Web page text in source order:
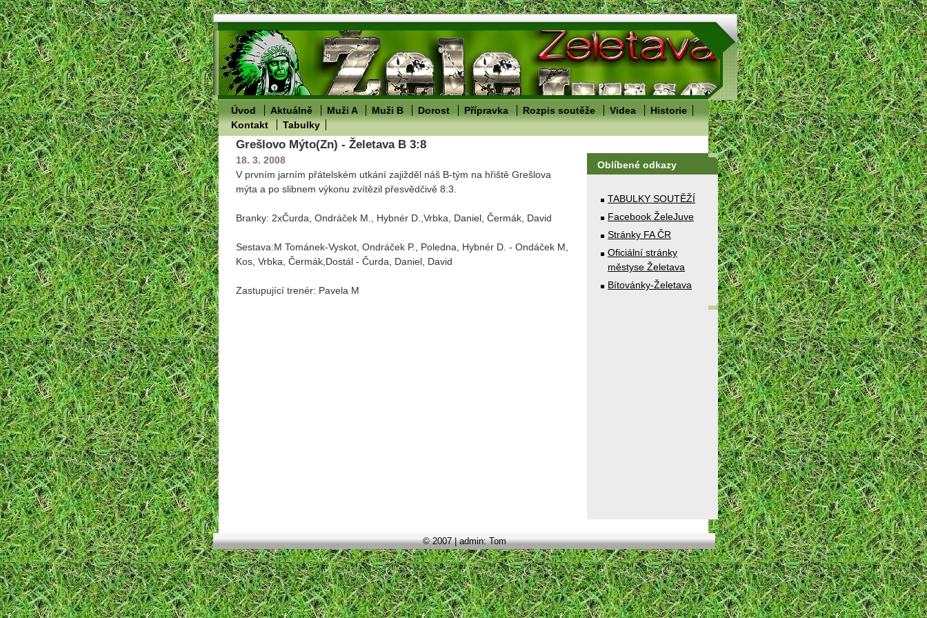
Úvod Aktuálně Muži A Muži B Dorost Přípravka Rozpis soutěže Videa
Historie
Kontakt
Tabulky
Oblíbené odkazy
TABULKY SOUTĚŽÍ
Facebook ŽeleJuve
Stránky FA ČR
Oficiální stránky
městyse Želetava
Bítovánky-Želetava
Grešlovo Mýto(Zn) - Želetava B 3:8
18. 3. 2008
V prvním jarním přátelském utkání zajižděl náš B-tým na hřiště Grešlova
mýta a po slibnem výkonu zvítězil přesvědčivě 8:3.
Branky: 2xČurda, Ondráček M., Hybnér D.,Vrbka, Daniel, Čermák, David
Sestava:M Tománek-Vyskot, Ondráček P., Poledna, Hybnér D. - Ondáček M,
Kos, Vrbka, Čermák,Dostál - Čurda, Daniel, David
Zastupující trenér: Pavela M
© 2007 | admin: Tom